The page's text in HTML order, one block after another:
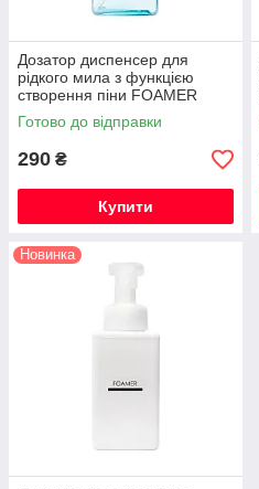
Дозатор диспенсер для
рідкого мила з функцією
створення піни FOAMER
450мл блакитний
Готово до відправки
290 ₴
Купити
Новинка